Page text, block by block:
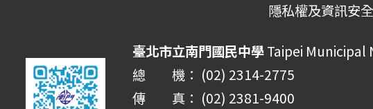
隱私權及資訊安
臺北市立南門國民中學Taipei Municipal
總 機： (02) 2314-2775
傳 真： (02) 2381-9400